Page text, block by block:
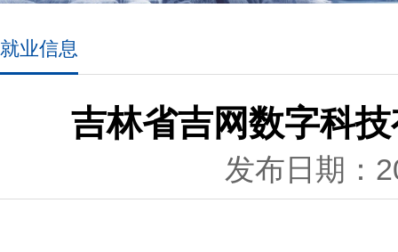
就业信息
吉林省吉网数字科
发布日期：